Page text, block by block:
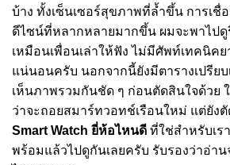
บ้าง ทั้งเซ็นเซอร์สุขภาพที่ล้ำขึ้น การเชื่
ดีไซน์ที่หลากหลายมากขึ้น ผมจะพาไปดู
เหมือนเพื่อนเล่าให้ฟัง ไม่มีศัพท์เทคนิค
แน่นอนครับ นอกจากนี้ยังมีตารางเปรียบ
เห็นภาพรวมกันชัด ๆ ก่อนตัดสินใจด้วย ใ
ว่าจะถอยสมาร์ทวอทช์เรือนใหม่ แต่ยัง
Smart Watch ยี่ห้อไหนดี ที่ใช่สำหรับเร
พร้อมแล้วไปดูกันเลยครับ รับรองว่าอ่า